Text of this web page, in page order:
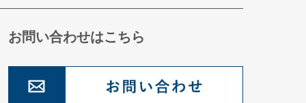
お問い合わせはこちら